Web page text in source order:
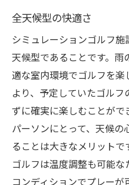
全天候型の快適さ
シミュレーションゴルフ
天候型であることです。
適な室内環境でゴルフを
より、予定していたゴル
ずに確実に楽しむことが
パーソンにとって、天候
ることは大きなメリット
ゴルフは温度調整も可能